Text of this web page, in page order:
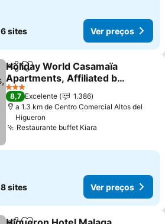
6 sites Ver preços
PartilharAdicionar aos favoritos
Holiday World Casamaïa
Apartments, Affiliated by
Meliá
3 Estrelas
8,7 Excelente
1.386
a 1.3 km de Centro Comercial Altos del
Higueron
Restaurante buffet Kiara
8 sites Ver preços